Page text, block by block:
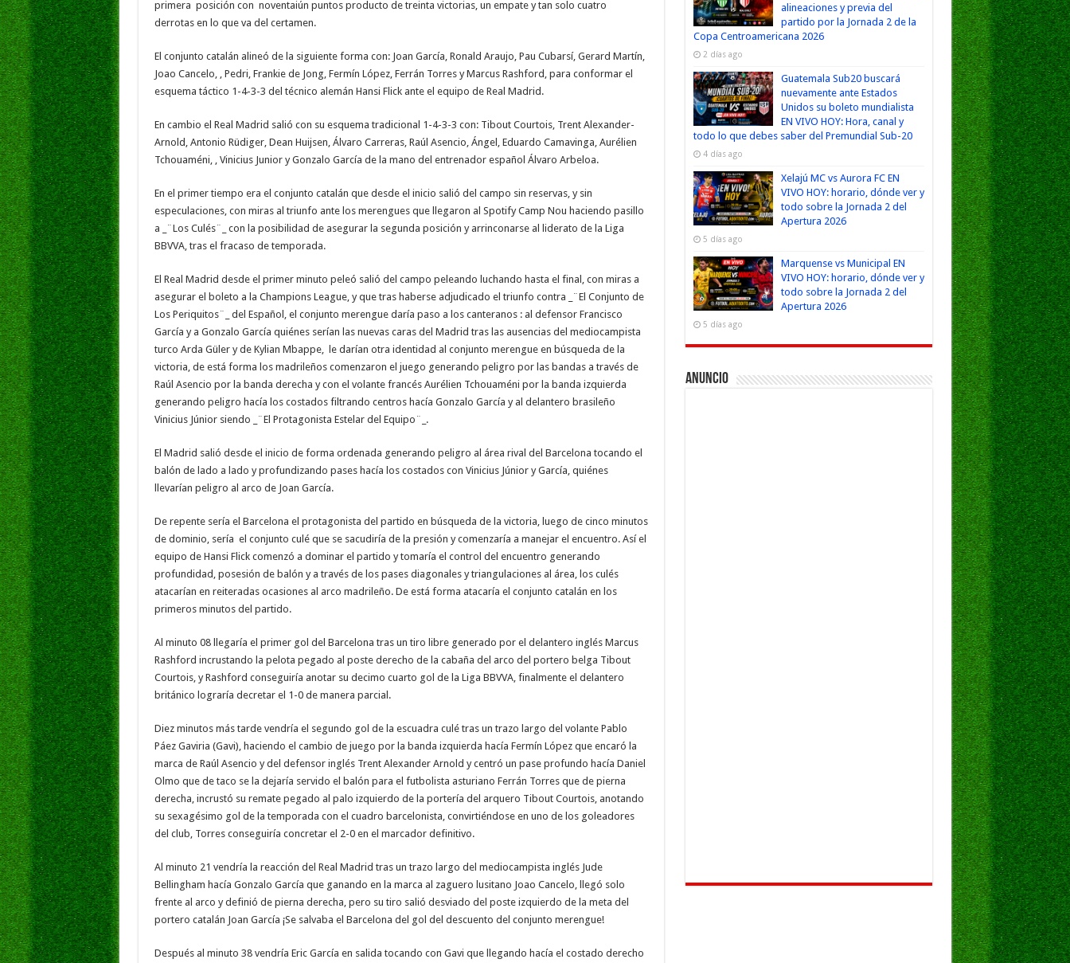
primera posición con noventaiún puntos producto de treinta victorias, un empate y tan solo cuatro
derrotas en lo que va del certamen.
El conjunto catalán alineó de la siguiente forma con: Joan García, Ronald Araujo, Pau Cubarsí, Gerard Martín,
Joao Cancelo, , Pedri, Frankie de Jong, Fermín López, Ferrán Torres y Marcus Rashford, para conformar el
esquema táctico 1-4-3-3 del técnico alemán Hansi Flick ante el equipo de Real Madrid.
En cambio el Real Madrid salió con su esquema tradicional 1-4-3-3 con: Tibout Courtois, Trent Alexander-
Arnold, Antonio Rüdiger, Dean Huijsen, Álvaro Carreras, Raúl Asencio, Ángel, Eduardo Camavinga, Aurélien
Tchouaméni, , Vinicius Junior y Gonzalo García de la mano del entrenador español Álvaro Arbeloa.
En el primer tiempo era el conjunto catalán que desde el inicio salió del campo sin reservas, y sin
especulaciones, con miras al triunfo ante los merengues que llegaron al Spotify Camp Nou haciendo pasillo
a _¨Los Culés¨_ con la posibilidad de asegurar la segunda posición y arrinconarse al liderato de la Liga
BBVVA, tras el fracaso de temporada.
El Real Madrid desde el primer minuto peleó salió del campo peleando luchando hasta el final, con miras a
asegurar el boleto a la Champions League, y que tras haberse adjudicado el triunfo contra _¨El Conjunto de
Los Periquitos¨_ del Español, el conjunto merengue daría paso a los canteranos : al defensor Francisco
García y a Gonzalo García quiénes serían las nuevas caras del Madrid tras las ausencias del mediocampista
turco Arda Güler y de Kylian Mbappe, le darían otra identidad al conjunto merengue en búsqueda de la
victoria, de está forma los madrileños comenzaron el juego generando peligro por las bandas a través de
Raúl Asencio por la banda derecha y con el volante francés Aurélien Tchouaméni por la banda izquierda
generando peligro hacía los costados filtrando centros hacía Gonzalo García y al delantero brasileño
Vinicius Júnior siendo _¨El Protagonista Estelar del Equipo¨_.
El Madrid salió desde el inicio de forma ordenada generando peligro al área rival del Barcelona tocando el
balón de lado a lado y profundizando pases hacía los costados con Vinicius Júnior y García, quiénes
llevarían peligro al arco de Joan García.
De repente sería el Barcelona el protagonista del partido en búsqueda de la victoria, luego de cinco minutos
de dominio, sería el conjunto culé que se sacudiría de la presión y comenzaría a manejar el encuentro. Así el
equipo de Hansi Flick comenzó a dominar el partido y tomaría el control del encuentro generando
profundidad, posesión de balón y a través de los pases diagonales y triangulaciones al área, los culés
atacarían en reiteradas ocasiones al arco madrileño. De está forma atacaría el conjunto catalán en los
primeros minutos del partido.
Al minuto 08 llegaría el primer gol del Barcelona tras un tiro libre generado por el delantero inglés Marcus
Rashford incrustando la pelota pegado al poste derecho de la cabaña del arco del portero belga Tibout
Courtois, y Rashford conseguiría anotar su decimo cuarto gol de la Liga BBVVA, finalmente el delantero
británico lograría decretar el 1-0 de manera parcial.
Diez minutos más tarde vendría el segundo gol de la escuadra culé tras un trazo largo del volante Pablo
Páez Gaviria (Gavi), haciendo el cambio de juego por la banda izquierda hacía Fermín López que encaró la
marca de Raúl Asencio y del defensor inglés Trent Alexander Arnold y centró un pase profundo hacía Daniel
Olmo que de taco se la dejaría servido el balón para el futbolista asturiano Ferrán Torres que de pierna
derecha, incrustó su remate pegado al palo izquierdo de la portería del arquero Tibout Courtois, anotando
su sexagésimo gol de la temporada con el cuadro barcelonista, convirtiéndose en uno de los goleadores
del club, Torres conseguiría concretar el 2-0 en el marcador definitivo.
Al minuto 21 vendría la reacción del Real Madrid tras un trazo largo del mediocampista inglés Jude
Bellingham hacía Gonzalo García que ganando en la marca al zaguero lusitano Joao Cancelo, llegó solo
frente al arco y definió de pierna derecha, pero su tiro salió desviado del poste izquierdo de la meta del
portero catalán Joan García ¡Se salvaba el Barcelona del gol del descuento del conjunto merengue!
Después al minuto 38 vendría Eric García en salida tocando con Gavi que llegando hacía el costado derecho
alineaciones y previa del
partido por la Jornada 2 de la
Copa Centroamericana 2026
2 días ago
Guatemala Sub20 buscará
nuevamente ante Estados
Unidos su boleto mundialista
EN VIVO HOY: Hora, canal y
todo lo que debes saber del Premundial Sub-20
4 días ago
Xelajú MC vs Aurora FC EN
VIVO HOY: horario, dónde ver y
todo sobre la Jornada 2 del
Apertura 2026
5 días ago
Marquense vs Municipal EN
VIVO HOY: horario, dónde ver y
todo sobre la Jornada 2 del
Apertura 2026
5 días ago
Anuncio